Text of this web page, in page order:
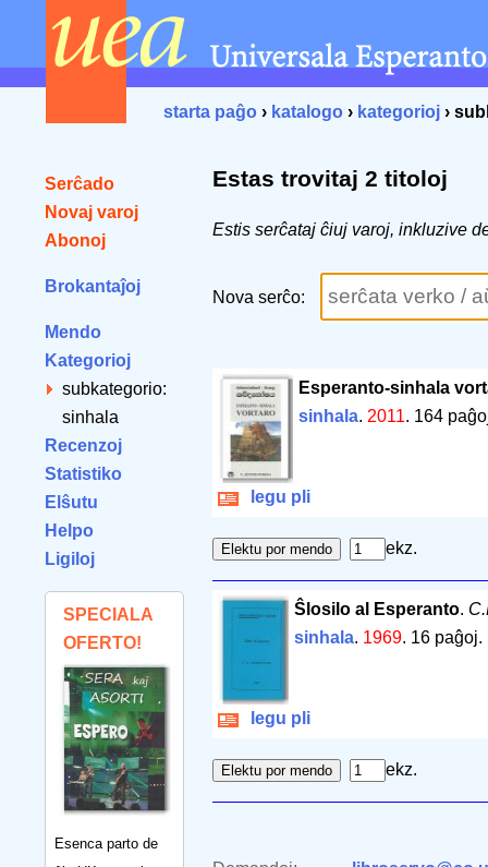
starta paĝo › katalogo › kategorioj ›
Serĉado
Novaj varoj
Abonoj
Brokantaĵoj
Mendo
Kategorioj
subkategorio:
sinhala
Recenzoj
Statistiko
Elŝutu
Helpo
Ligiloj
SPECIALA
OFERTO!
Esenca parto de
Estas trovitaj 2 titoloj
Estis serĉataj ĉiuj varoj, inkluzive
Nova serĉo:
Esperanto-sinhala
sinhala. 2011. 164
legu pli
ekz.
Ŝlosilo al Esperanto.
sinhala. 1969. 16 paĝoj.
legu pli
ekz.